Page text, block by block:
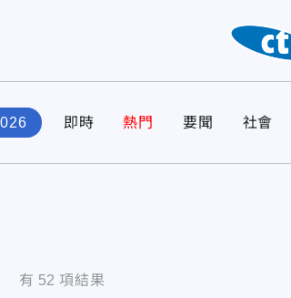
即時 熱門 要聞 社會
有 52 項結果